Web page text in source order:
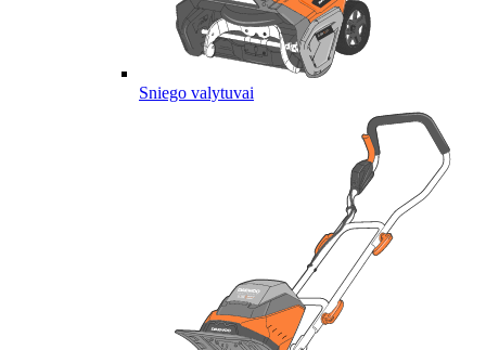
Sniego valytuvai